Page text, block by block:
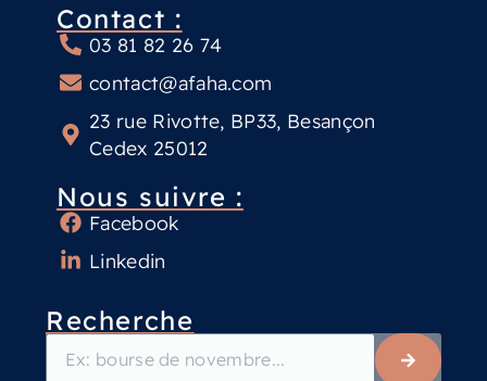
Recherche
Contact :
03 81 82 26 74
contact@afaha.com
23 rue Rivotte, BP33, Besançon
Cedex 25012
Nous suivre :
Facebook
Linkedin